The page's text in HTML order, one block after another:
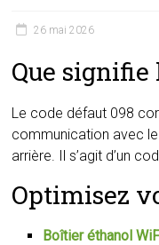
26 mai 2026
Que signifie
Le code défaut 098
communication avec
arrière. Il s’agit d’un
Optimisez
Boîtier éthanol